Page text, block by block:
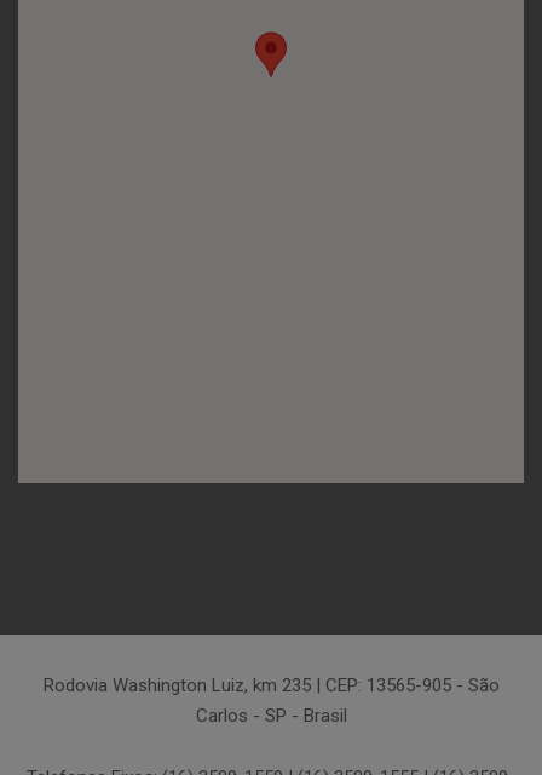
Rodovia Washington Luiz, km 235 | CEP: 13565-905 - São
Carlos - SP - Brasil